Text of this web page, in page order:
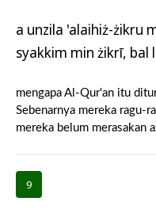
a unzila 'alaihiż-żikru
syakkim min żikrī, bal
mengapa Al-Qur'an itu
Sebenarnya mereka ragu-
mereka belum merasakan
9